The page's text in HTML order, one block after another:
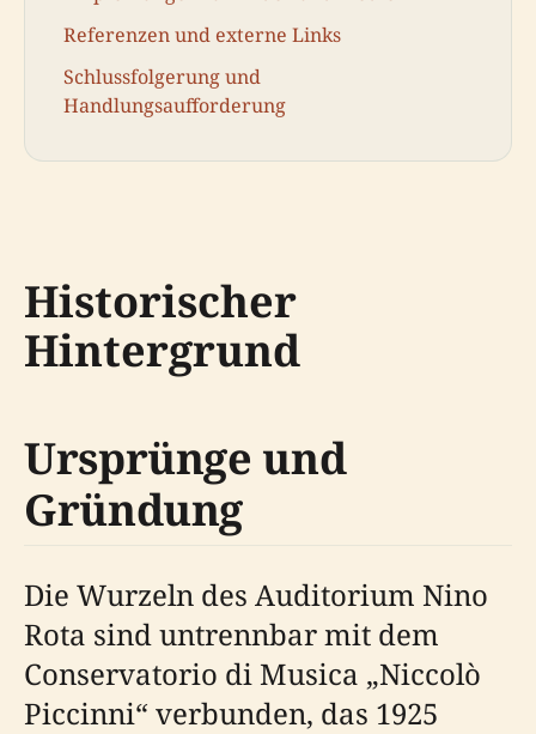
Referenzen und externe Links
Schlussfolgerung und
Handlungsaufforderung
Historischer
Hintergrund
Ursprünge und
Gründung
Die Wurzeln des Auditorium Nino
Rota sind untrennbar mit dem
Conservatorio di Musica „Niccolò
Piccinni“ verbunden, das 1925